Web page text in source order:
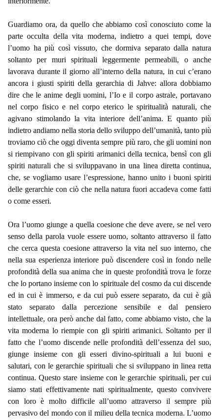
Guardiamo ora, da quello che abbiamo così conosciuto come la
parte occulta della vita moderna, indietro a quei tempi, dove
l’uomo ha più così vissuto, che dormiva separato dalla natura
soltanto per muri spirituali leggermente permeabili, o anche
lavorava durante il giorno all’interno della natura, in cui c’erano
ancora i giusti spiriti della gerarchia di Jahve: allora dobbiamo
dire che le anime degli uomini, l’Io e il corpo astrale, portavano
nel corpo fisico e nel corpo eterico le spiritualità naturali, che
agivano stimolando la vita interiore dell’anima. E quanto più
indietro andiamo nella storia dello sviluppo dell’umanità, tanto più
troviamo ciò che oggi diventa sempre più raro, che gli uomini non
si riempivano con gli spiriti arimanici della tecnica, bensì con gli
spiriti naturali che si sviluppavano in una linea diretta continua,
che, se vogliamo usare l’espressione, hanno unito i buoni spiriti
delle gerarchie con ciò che nella natura fuori accadeva come fatti
o come esseri.
Ora l’uomo giunge a quella coesione che deve avere, se nel vero
senso della parola vuole essere uomo, soltanto attraverso il fatto
che cerca questa coesione attraverso la vita nel suo interno, che
nella sua esperienza interiore può discendere così in fondo nelle
profondità della sua anima che in queste profondità trova le forze
che lo portano insieme con lo spirituale del cosmo da cui discende
ed in cui è immerso, e da cui può essere separato, da cui è già
stato separato dalla percezione sensibile e dal pensiero
intellettuale, ora però anche dal fatto, come abbiamo visto, che la
vita moderna lo riempie con gli spiriti arimanici. Soltanto per il
fatto che l’uomo discende nelle profondità dell’essenza del suo,
giunge insieme con gli esseri divino-spirituali a lui buoni e
salutari, con le gerarchie spirituali che si sviluppano in linea retta
continua. Questo stare insieme con le gerarchie spirituali, per cui
siamo stati effettivamente nati spiritualmente, questo convivere
con loro è molto difficile all’uomo attraverso il sempre più
pervasivo del mondo con il milieu della tecnica moderna. L’uomo